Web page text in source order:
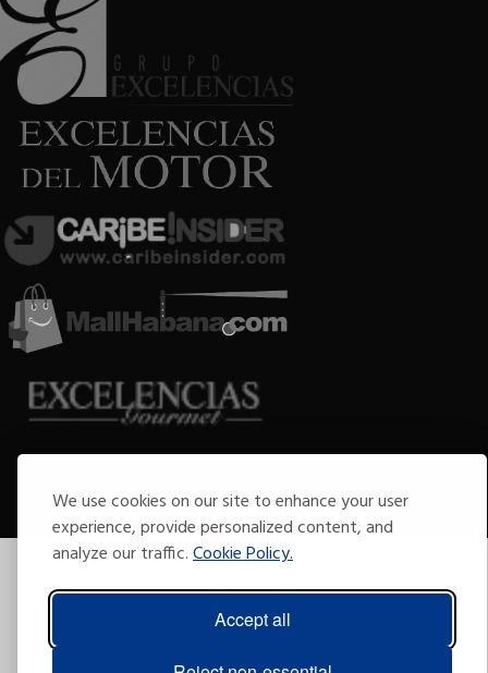
We use cookies on our site to enhance your user
experience, provide personalized content, and
analyze our traffic.Cookie Policy.
Accept all
Todos los derechos reservadosDesarrollado por Grupo Excelencias